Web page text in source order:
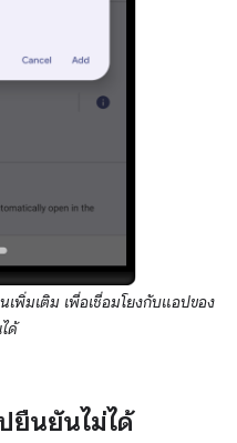
เพิ่มเติม เพื่อเชื่อมโยงกับแอปของ
ด้
ยืนยันไม่ได้